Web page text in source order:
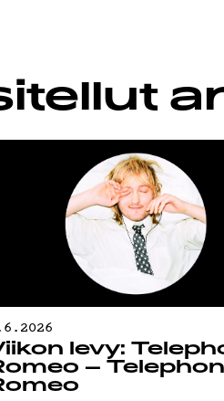
levy:
–